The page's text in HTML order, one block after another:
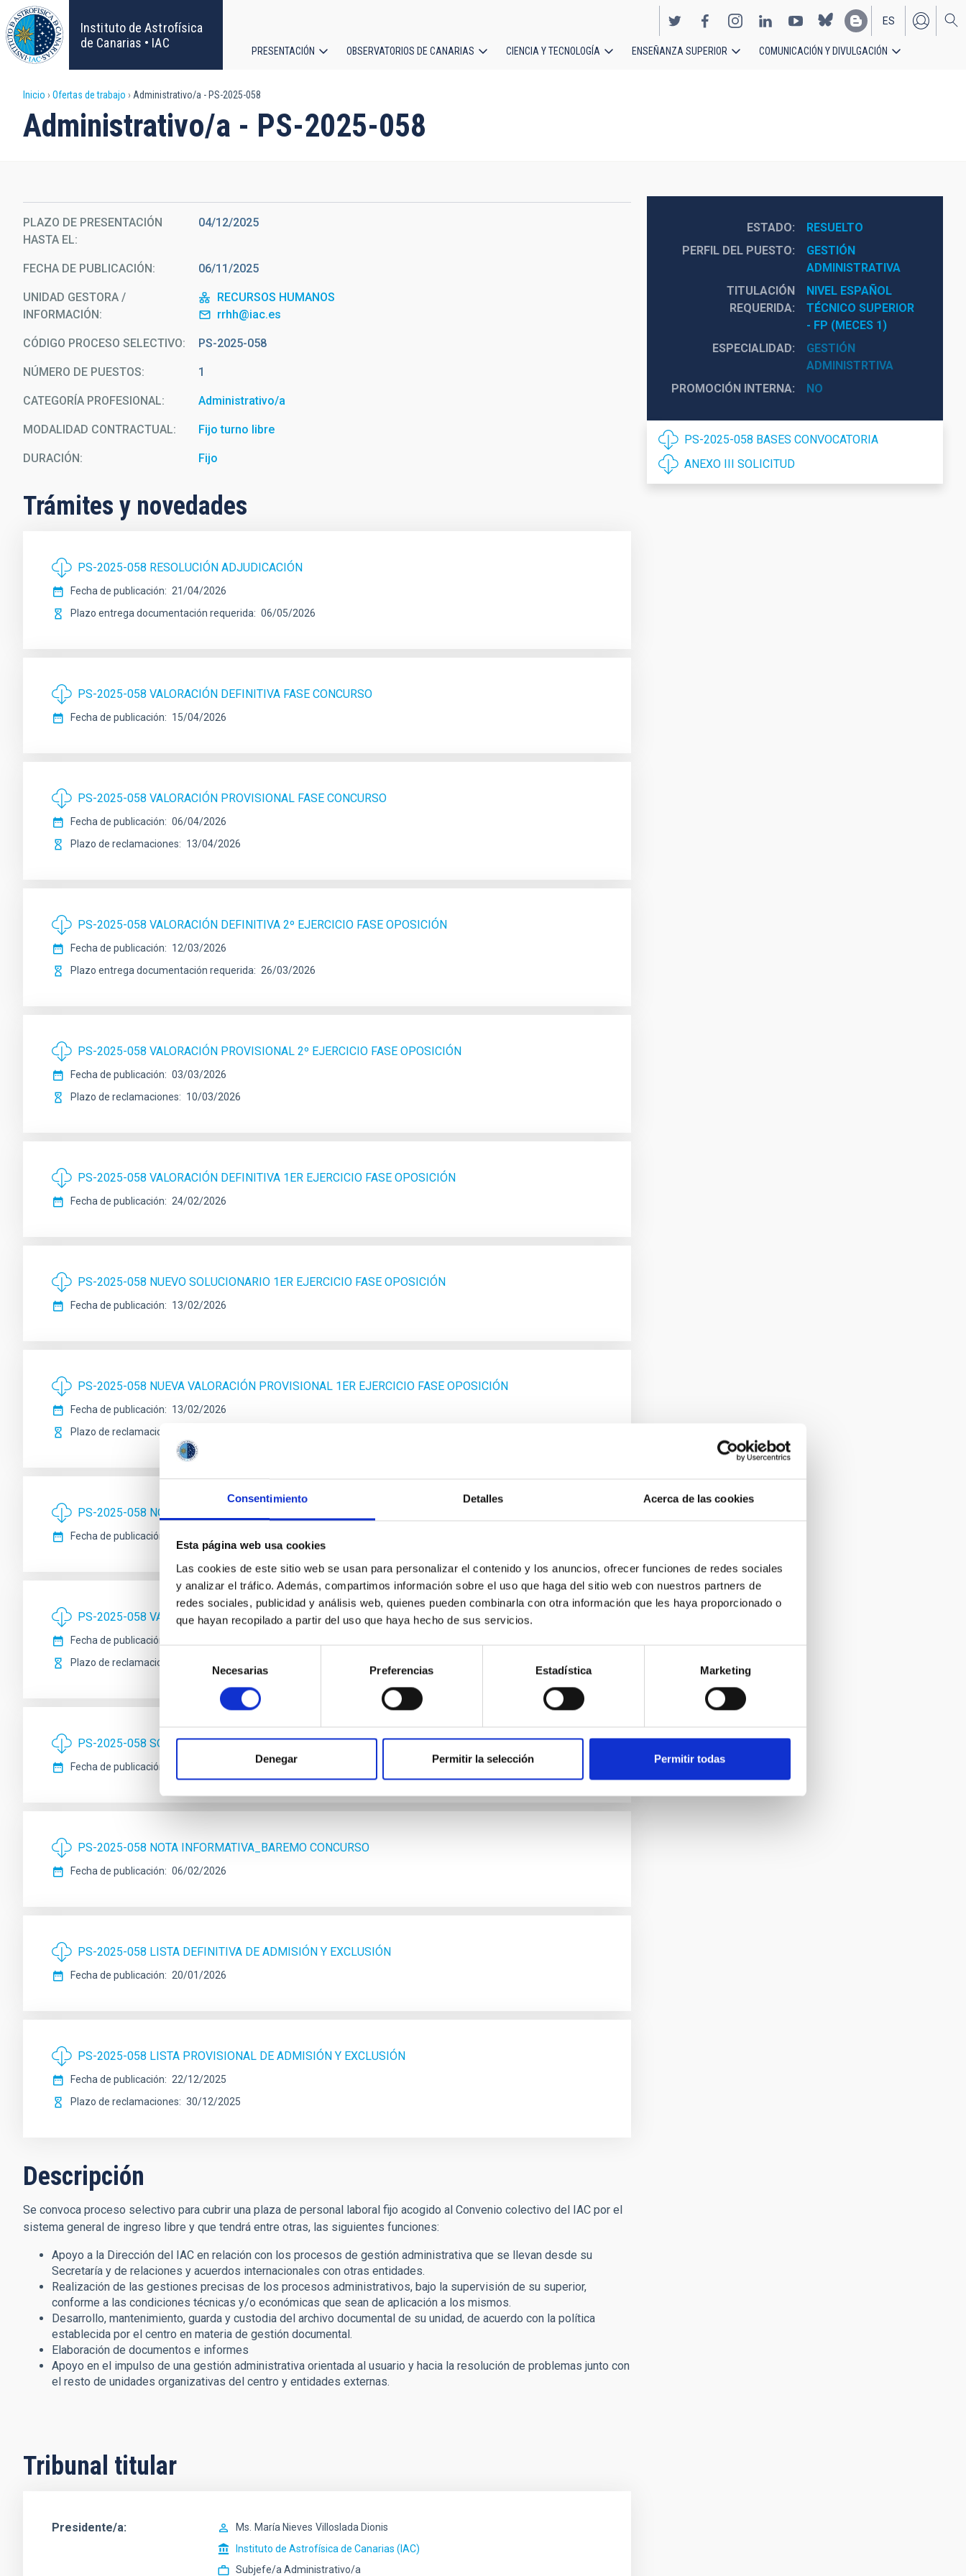
Consentimiento Detalles Acerca de las cookies
Esta página web usa cookies
Las cookies de este sitio web se usan para personalizar el contenido y los anuncios, ofrecer funciones de redes sociales
y analizar el tráfico. Además, compartimos información sobre el uso que haga del sitio web con nuestros partners de
redes sociales, publicidad y análisis web, quienes pueden combinarla con otra información que les haya proporcionado o
que hayan recopilado a partir del uso que haya hecho de sus servicios.
consentimiento
Necesarias Preferencias Estadística Marketing
Denegar Permitir la selección Permitir todas
Pasar
al
contenido
principal
Instituto de Astrofísica
de Canarias • IAC
EN
ES
principal
PRESENTACIÓN OBSERVATORIOS DE CANARIAS CIENCIA Y TECNOLOGÍA ENSEÑANZA SUPERIOR COMUNICACIÓN Y DIVULGACIÓN
Sobrescribir
enlaces
ayuda
a
la
navegación
Inicio Ofertas de trabajo Administrativo/a - PS-2025-058
Administrativo/a - PS-2025-058
PLAZO DE PRESENTACIÓN
HASTA EL
04/12/2025
FECHA DE PUBLICACIÓN 06/11/2025
UNIDAD GESTORA /
INFORMACIÓN
RECURSOS HUMANOS
rrhh@iac.es
CÓDIGO PROCESO SELECTIVO PS-2025-058
NÚMERO DE PUESTOS 1
CATEGORÍA PROFESIONAL Administrativo/a
MODALIDAD CONTRACTUAL Fijo turno libre
DURACIÓN Fijo
Trámites y novedades
PS-2025-058 RESOLUCIÓN ADJUDICACIÓN
Fecha de publicación
21/04/2026
Plazo entrega documentación requerida
06/05/2026
PS-2025-058 VALORACIÓN DEFINITIVA FASE CONCURSO
Fecha de publicación 15/04/2026
PS-2025-058 VALORACIÓN PROVISIONAL FASE CONCURSO
Fecha de publicación
06/04/2026
Plazo de reclamaciones
13/04/2026
PS-2025-058 VALORACIÓN DEFINITIVA 2º EJERCICIO FASE OPOSICIÓN
Fecha de publicación
12/03/2026
Plazo entrega documentación requerida
26/03/2026
PS-2025-058 VALORACIÓN PROVISIONAL 2º EJERCICIO FASE OPOSICIÓN
Fecha de publicación
03/03/2026
Plazo de reclamaciones
10/03/2026
PS-2025-058 VALORACIÓN DEFINITIVA 1ER EJERCICIO FASE OPOSICIÓN
Fecha de publicación 24/02/2026
PS-2025-058 NUEVO SOLUCIONARIO 1ER EJERCICIO FASE OPOSICIÓN
Fecha de publicación 13/02/2026
PS-2025-058 NUEVA VALORACIÓN PROVISIONAL 1ER EJERCICIO FASE OPOSICIÓN
Fecha de publicación
13/02/2026
Plazo de reclamaciones
PS-2025-058 NOTA INFORMATIVA
Fecha de publicación
PS-2025-058 VALORACIÓN PROVISIONAL 1ER EJERCICIO FASE OPOSICIÓN
Fecha de publicación
Plazo de reclamaciones
PS-2025-058 SOLUCIONARIO 1ER EJERCICIO FASE OPOSICIÓN
Fecha de publicación
PS-2025-058 NOTA INFORMATIVA_BAREMO CONCURSO
Fecha de publicación 06/02/2026
PS-2025-058 LISTA DEFINITIVA DE ADMISIÓN Y EXCLUSIÓN
Fecha de publicación 20/01/2026
PS-2025-058 LISTA PROVISIONAL DE ADMISIÓN Y EXCLUSIÓN
Fecha de publicación
22/12/2025
Plazo de reclamaciones
30/12/2025
Descripción
Se convoca proceso selectivo para cubrir una plaza de personal laboral fijo acogido al Convenio colectivo del IAC por el
sistema general de ingreso libre y que tendrá entre otras, las siguientes funciones:
Apoyo a la Dirección del IAC en relación con los procesos de gestión administrativa que se llevan desde su
Secretaría y de relaciones y acuerdos internacionales con otras entidades.
Realización de las gestiones precisas de los procesos administrativos, bajo la supervisión de su superior,
conforme a las condiciones técnicas y/o económicas que sean de aplicación a los mismos.
Desarrollo, mantenimiento, guarda y custodia del archivo documental de su unidad, de acuerdo con la política
establecida por el centro en materia de gestión documental.
Elaboración de documentos e informes
Apoyo en el impulso de una gestión administrativa orientada al usuario y hacia la resolución de problemas junto con
el resto de unidades organizativas del centro y entidades externas.
Tribunal titular
Presidente/a Ms. María Nieves Villoslada Dionis
Instituto de Astrofísica de Canarias (IAC)
Subjefe/a Administrativo/a
ESTADO
RESUELTO
PERFIL DEL PUESTO
GESTIÓN
ADMINISTRATIVA
TITULACIÓN
REQUERIDA
NIVEL ESPAÑOL
TÉCNICO SUPERIOR
- FP (MECES 1)
ESPECIALIDAD
GESTIÓN
ADMINISTRTIVA
PROMOCIÓN INTERNA
NO
PS-2025-058 BASES CONVOCATORIA
ANEXO III SOLICITUD